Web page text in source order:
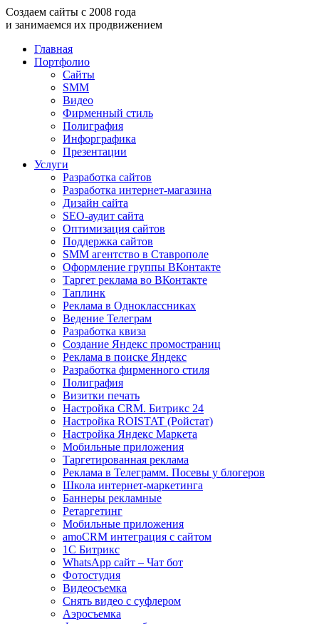
Создаем сайты с 2008 года
и занимаемся их продвижением
Главная
Портфолио
Сайты
SMM
Видео
Фирменный стиль
Полиграфия
Инфорграфика
Презентации
Услуги
Разработка сайтов
Разработка интернет-магазина
Дизайн сайта
SEO-аудит сайта
Оптимизация сайтов
Поддержка сайтов
SMM агентство в Ставрополе
Оформление группы ВКонтакте
Таргет реклама во ВКонтакте
Таплинк
Реклама в Одноклассниках
Ведение Телеграм
Разработка квиза
Создание Яндекс промостраниц
Реклама в поиске Яндекс
Разработка фирменного стиля
Полиграфия
Визитки печать
Настройка CRM. Битрикс 24
Настройка ROISTAT (Ройстат)
Настройка Яндекс Маркета
Мобильные приложения
Таргетированная реклама
Реклама в Телеграмм. Посевы у блогеров
Школа интернет-маркетинга
Баннеры рекламные
Ретаргетинг
Мобильные приложения
amoCRM интеграция с сайтом
1С Битрикс
WhatsApp сайт – Чат бот
Фотостудия
Видеосъемка
Снять видео с суфлером
Аэросъемка